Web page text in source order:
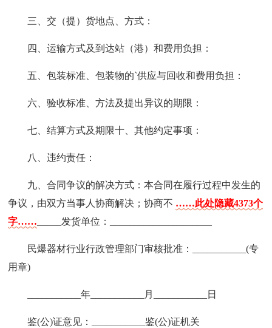
三、交（提）货地点、方式：
四、运输方式及到达站（港）和费用负担：
五、包装标准、包装物的`供应与回收和费用负担：
六、验收标准、方法及提出异议的期限：
七、结算方式及期限十、其他约定事项：
八、违约责任：
九、合同争议的解决方式：本合同在履行过程中发生的
争议，由双方当事人协商解决；协商不 ……此处隐藏4373个
字…… _____发货单位：_____________________
民爆器材行业行政管理部门审核批准：___________(专
用章)
___________年___________月___________日
鉴(公)证意见：___________鉴(公)证机关